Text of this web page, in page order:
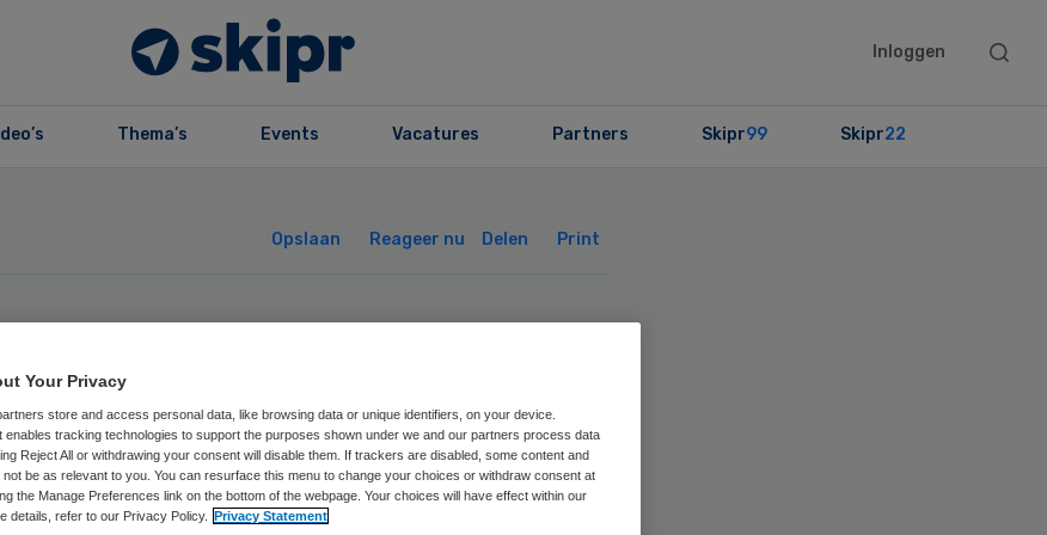
Inloggen
Search
Thema’s Events Vacatures Partners Skipr99 Skipr22
Opslaan Reageer nu Delen Print
bij
Gelderse
Your Privacy
store and access personal data, like browsing data or unique identifiers, on your device.
enables tracking technologies to support the purposes shown under we and our partners process data
Reject All or withdrawing your consent will disable them. If trackers are disabled, some content and
be as relevant to you. You can resurface this menu to change your choices or withdraw consent at
the Manage Preferences link on the bottom of the webpage. Your choices will have effect within our
details, refer to our Privacy Policy. Privacy Statement